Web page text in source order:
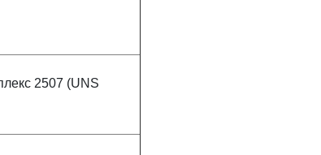
2507 (UNS